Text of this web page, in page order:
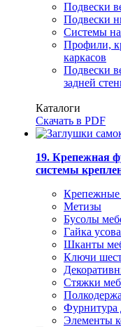
Подвески
Подвески
Системы
Профили,
каркасов
Подвески
задней
Каталоги
Скачать в PDF
19. Крепежная
системы
Крепежные
Метизы
Бусолы
Гайка
Шканты
Ключи
Стяжки
Фурнитура
Элементы